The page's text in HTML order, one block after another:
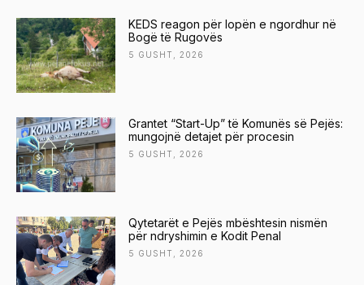
KEDS reagon për lopën e ngordhur në
Bogë të Rugovës
5 GUSHT, 2026
Grantet “Start-Up” të Komunës së Pejës:
mungojnë detajet për procesin
5 GUSHT, 2026
Qytetarët e Pejës mbështesin nismën
për ndryshimin e Kodit Penal
5 GUSHT, 2026